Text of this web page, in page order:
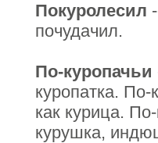
Покуролесил
почудачил.
По-куропачьи
куропатка. По-
как курица.
курушка,